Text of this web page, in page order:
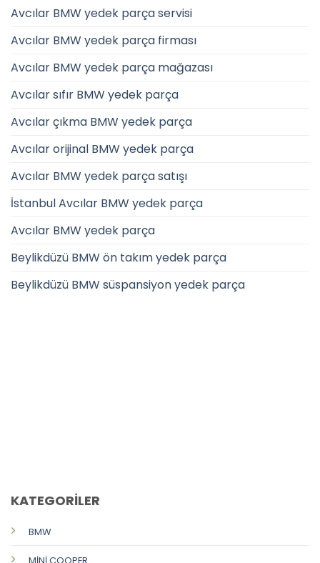
Avcılar BMW yedek parça servisi
Avcılar BMW yedek parça firması
Avcılar BMW yedek parça mağazası
Avcılar sıfır BMW yedek parça
Avcılar çıkma BMW yedek parça
Avcılar orijinal BMW yedek parça
Avcılar BMW yedek parça satışı
İstanbul Avcılar BMW yedek parça
Avcılar BMW yedek parça
Beylikdüzü BMW ön takım yedek parça
Beylikdüzü BMW süspansiyon yedek parça
KATEGORİLER
BMW